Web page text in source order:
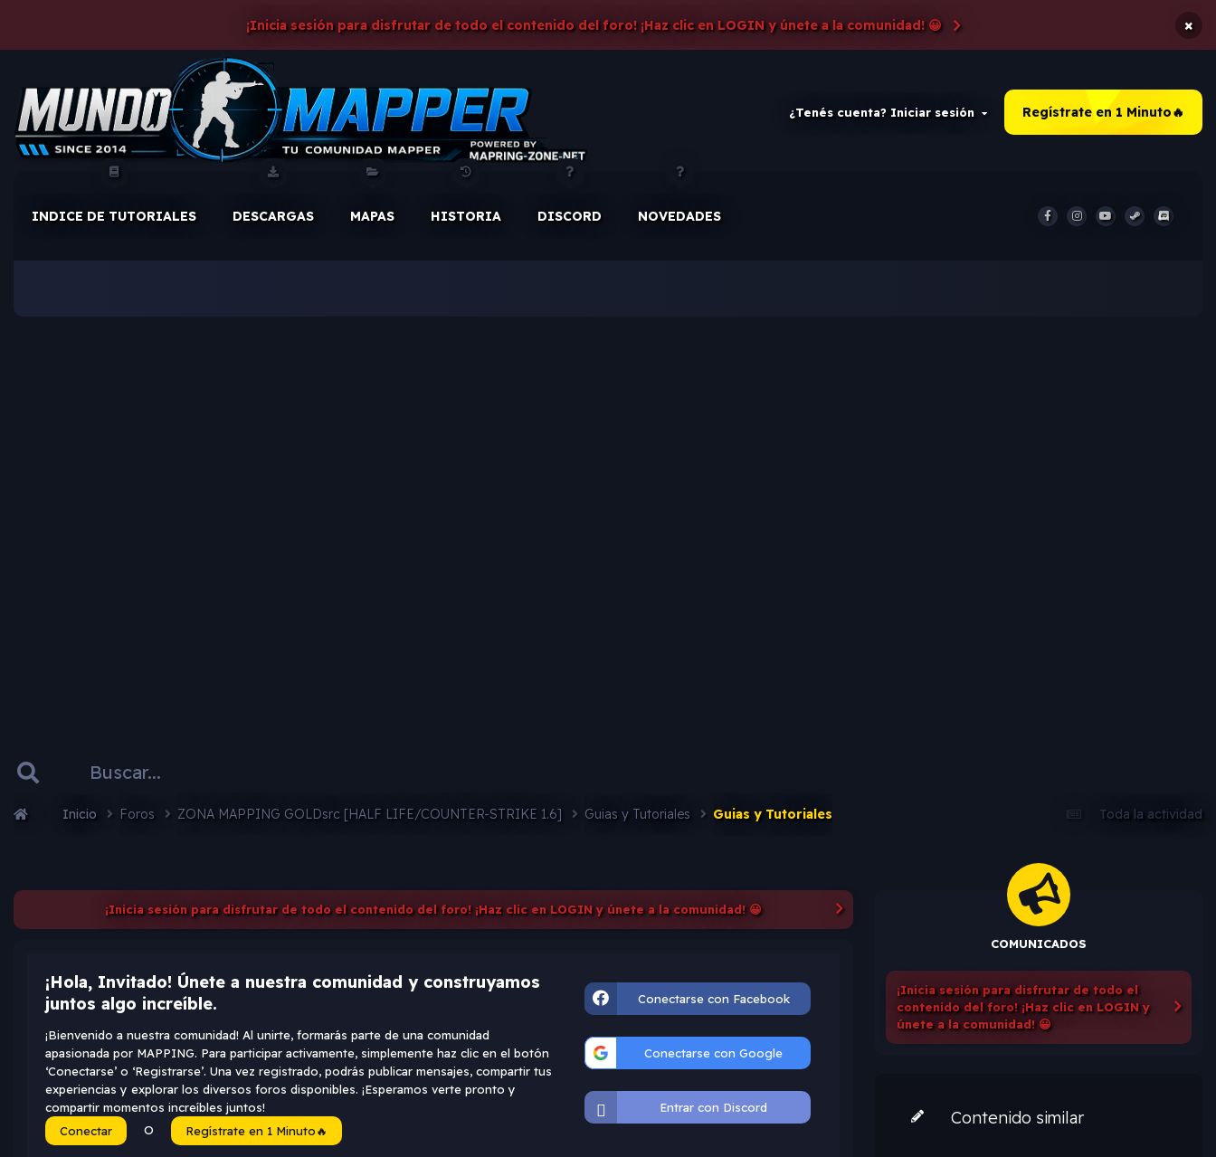
¡Inicia sesión para disfrutar de todo el contenido del foro! ¡Haz clic en LOGIN y únete a la comunidad! 😀 ×
¿Tenés cuenta? Iniciar sesión Regístrate en 1 Minuto🔥
INDICE DE TUTORIALES DESCARGAS MAPAS HISTORIA DISCORD NOVEDADES
Toda la actividad
Inicio Foros ZONA MAPPING GOLDsrc [HALF LIFE/COUNTER-STRIKE 1.6] Guias y Tutoriales Guias y Tutoriales
¡Inicia sesión para disfrutar de todo el contenido del foro! ¡Haz clic en LOGIN y únete a la comunidad! 😀
¡Hola, Invitado! Únete a nuestra comunidad y construyamos
juntos algo increíble.
¡Bienvenido a nuestra comunidad! Al unirte, formarás parte de una comunidad
apasionada por MAPPING. Para participar activamente, simplemente haz clic en el botón
‘Conectarse’ o ‘Registrarse’. Una vez registrado, podrás publicar mensajes, compartir tus
experiencias y explorar los diversos foros disponibles. ¡Esperamos verte pronto y
compartir momentos increíbles juntos!
Conectar
O Regístrate en 1 Minuto🔥
Conectarse con Facebook
Conectarse con Google
Entrar con Discord
COMUNICADOS
¡Inicia sesión para disfrutar de todo el
contenido del foro! ¡Haz clic en LOGIN y
únete a la comunidad! 😀
Contenido similar